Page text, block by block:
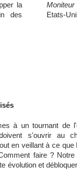
la
des
Etats-
à un tournant de
s'ouvrir au
en veillant à ce
faire ?
évolution et